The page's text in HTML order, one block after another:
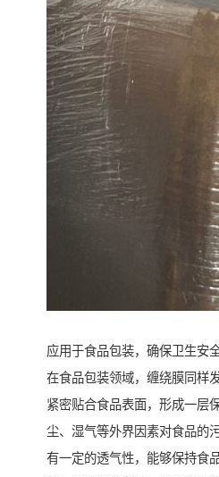
应用于食品包装，确保卫生安
在食品包装领域，缠绕膜同样
紧密贴合食品表面，形成一层
尘、湿气等外界因素对食品的
有一定的透气性，能够保持食